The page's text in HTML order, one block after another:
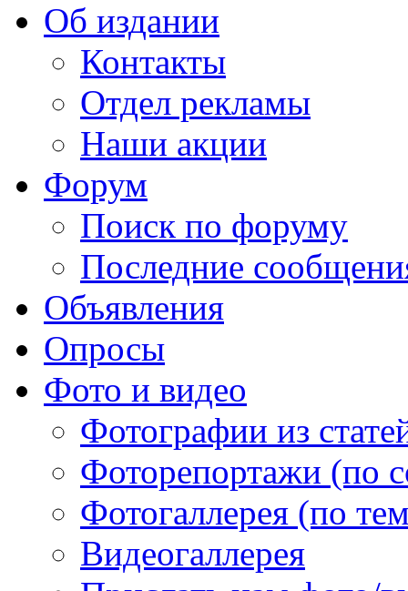
Об издании
Контакты
Отдел рекламы
Наши акции
Форум
Поиск по форуму
Последние
Объявления
Опросы
Фото и видео
Фотографии из
Фоторепортажи (по
Фотогаллерея (по
Видеогаллерея